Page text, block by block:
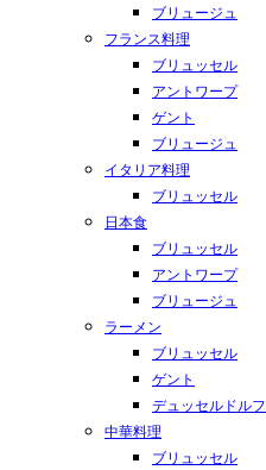
ブリュージュ
フランス料理
ブリュッセル
アントワープ
ゲント
ブリュージュ
イタリア料理
ブリュッセル
日本食
ブリュッセル
アントワープ
ブリュージュ
ラーメン
ブリュッセル
ゲント
デュッセルドルフ
中華料理
ブリュッセル